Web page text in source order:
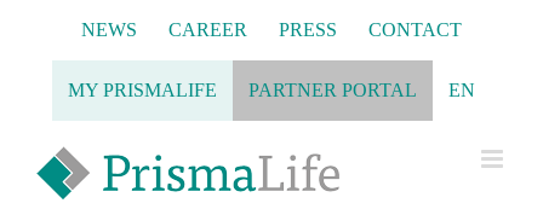
content
NEWS CAREER PRESS CONTACT
MY PRISMALIFE PARTNER PORTAL EN